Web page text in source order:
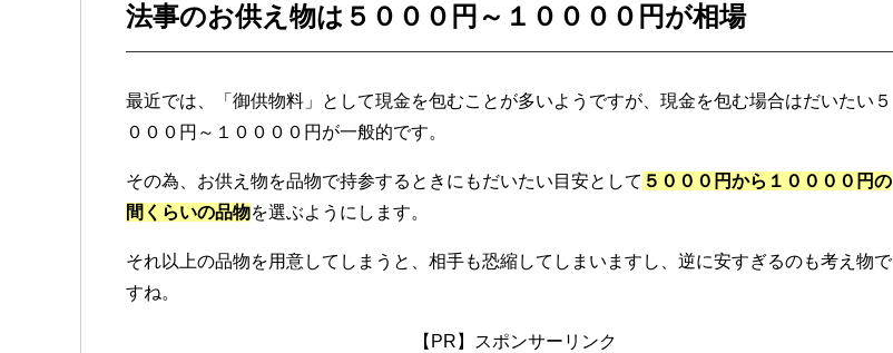
法事のお供え物は５０００円～１００００円が相場
最近では、「御供物料」として現金を包むことが多いようですが、現金を包む場合はだいたい５
０００円～１００００円が一般的です。
その為、お供え物を品物で持参するときにもだいたい目安として ５０００円から１００００円の
間くらいの品物を選ぶようにします。
それ以上の品物を用意してしまうと、相手も恐縮してしまいますし、逆に安すぎるのも考え物で
すね。
【PR】スポンサーリンク